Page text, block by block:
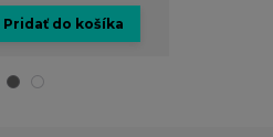
Pridať do košíka